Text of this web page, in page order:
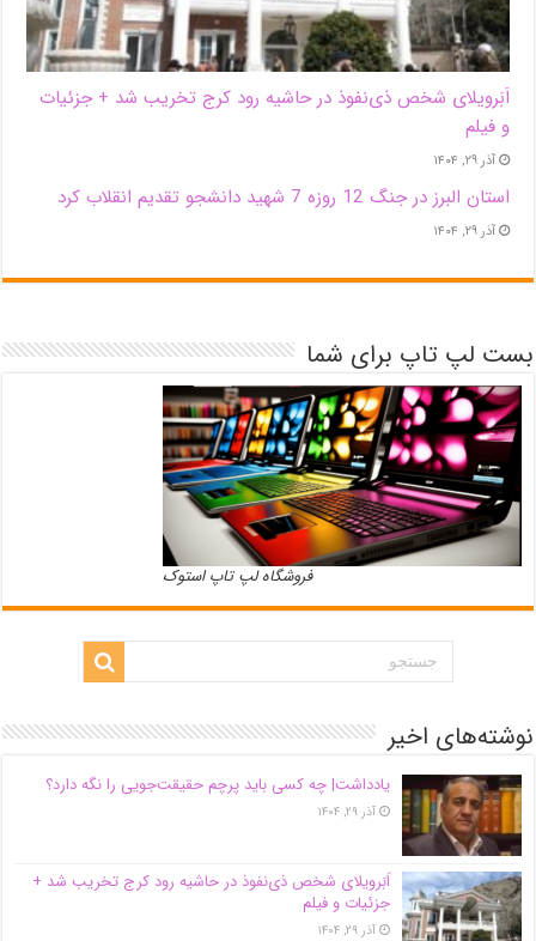
اَبَر‌ویلای شخص ذی‌نفوذ در حاشیه‌ رود کرج تخریب شد + جزئیات
و فیلم
آذر ۲۹, ۱۴۰۴
استان البرز در جنگ 12 روزه 7 شهید دانشجو تقدیم انقلاب کرد
آذر ۲۹, ۱۴۰۴
بست لپ تاپ برای شما
فروشگاه لپ تاپ استوک
نوشته‌های اخیر
یادداشت| ‌چه کسی باید پرچم حقیقت‌جویی را نگه دارد؟
آذر ۲۹, ۱۴۰۴
اَبَر‌ویلای شخص ذی‌نفوذ در حاشیه‌ رود کرج تخریب شد +
جزئیات و فیلم
آذر ۲۹, ۱۴۰۴